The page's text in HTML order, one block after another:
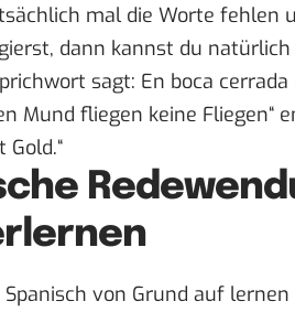
mal die Worte fehlen
dann kannst du
sagt: En boca
Mund fliegen keine Fliegen“
Gold.“
von Grund auf